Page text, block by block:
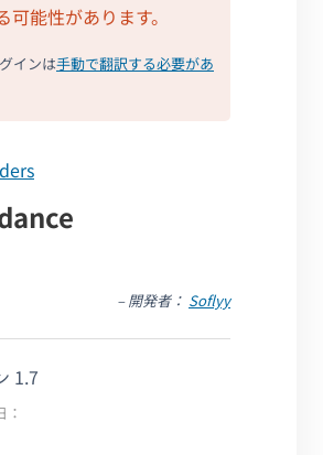
可能性があります。
インは手動で翻訳する必要があ
– 開発者： Soflyy
1.7